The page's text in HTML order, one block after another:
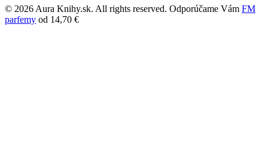
© 2026 Aura Knihy.sk. All rights reserved. Odporúčame Vám FM
parfemy od 14,70 €